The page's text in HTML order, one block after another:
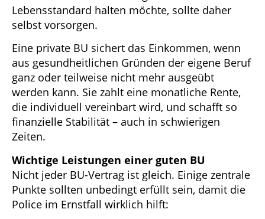
Lebensstandard halten möchte, sollte daher
selbst vorsorgen.
Eine private BU sichert das Einkommen, wenn
aus gesundheitlichen Gründen der eigene Beruf
ganz oder teilweise nicht mehr ausgeübt
werden kann. Sie zahlt eine monatliche Rente,
die individuell vereinbart wird, und schafft so
finanzielle Stabilität – auch in schwierigen
Zeiten.
Wichtige Leistungen einer guten BU
Nicht jeder BU-Vertrag ist gleich. Einige zentrale
Punkte sollten unbedingt erfüllt sein, damit die
Police im Ernstfall wirklich hilft: